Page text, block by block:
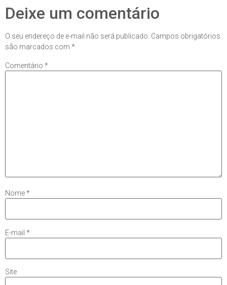
Deixe um comentário
O seu endereço de e-mail não será publicado. Campos obrigatórios
são marcados com *
Comentário *
Nome*
E-mail *
Site